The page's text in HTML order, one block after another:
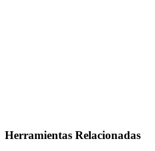
Herramientas Relacionadas